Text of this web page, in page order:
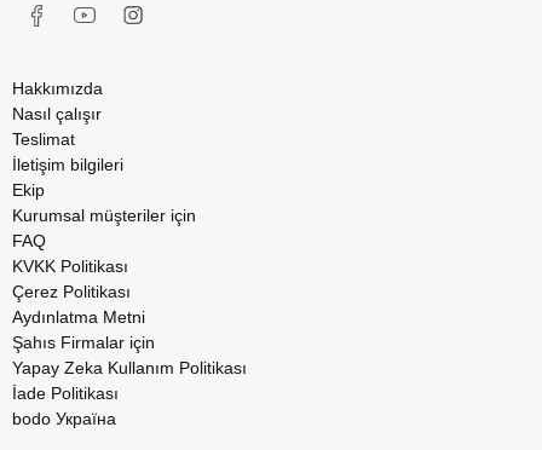
Hakkımızda
Nasıl çalışır
Teslimat
İletişim bilgileri
Ekip
Kurumsal müşteriler için
FAQ
KVKK Politikası
Çerez Politikası
Aydınlatma Metni
Şahıs Firmalar için
Yapay Zeka Kullanım Politikası
İade Politikası
bodo Україна